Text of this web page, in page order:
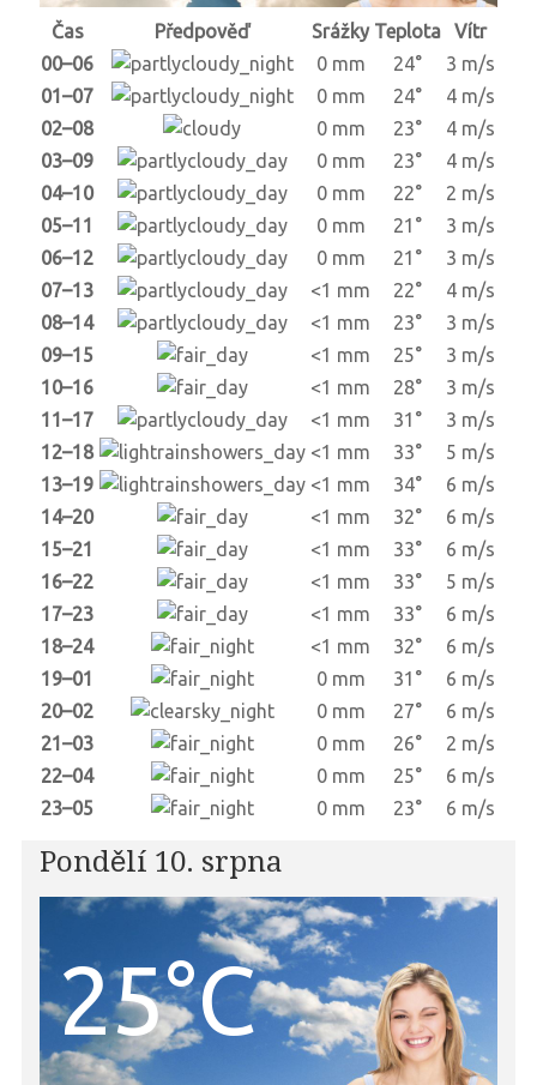
Čas Předpověď Srážky Teplota
Vítr
00–06
0 mm 24°
3 m/s
01–07
0 mm 24°
4 m/s
02–08
0 mm 23°
4 m/s
03–09
0 mm 23°
4 m/s
04–10
0 mm 22°
2 m/s
05–11
0 mm 21°
3 m/s
06–12
0 mm 21°
3 m/s
07–13
<1 mm 22°
4 m/s
08–14
<1 mm 23°
3 m/s
09–15
<1 mm 25°
3 m/s
10–16
<1 mm 28°
3 m/s
11–17
<1 mm 31°
3 m/s
12–18
<1 mm 33°
5 m/s
13–19
<1 mm 34°
6 m/s
14–20
<1 mm 32°
6 m/s
15–21
<1 mm 33°
6 m/s
16–22
<1 mm 33°
5 m/s
17–23
<1 mm 33°
6 m/s
18–24
<1 mm 32°
6 m/s
19–01
0 mm 31°
6 m/s
20–02
0 mm 27°
6 m/s
21–03
0 mm 26°
2 m/s
22–04
0 mm 25°
6 m/s
23–05
0 mm 23° 6 m/s
Pondělí 10. srpna
25°C